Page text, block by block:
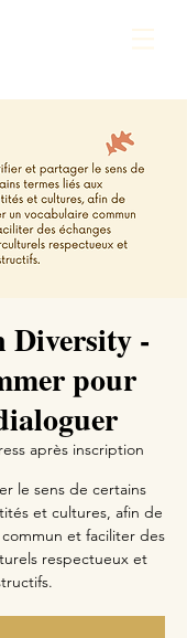
Diversity -
pour
après inscription
le sens de certains
et cultures, afin de
et faciliter des
respectueux et